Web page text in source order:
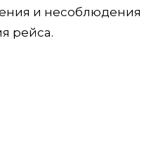
и несоблюдения
рейса.